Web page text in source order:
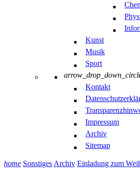
Kunst
Musik
Sport
Kontakt
Impressum
Archiv
Sitemap
home Sonstiges Archiv Einladung zum